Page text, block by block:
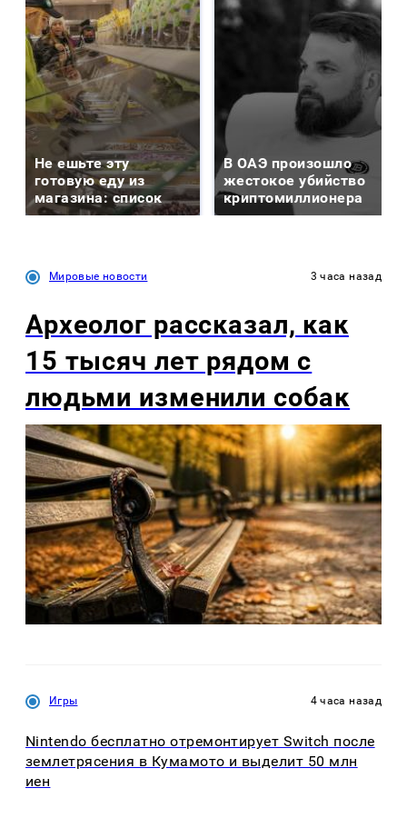
Не ешьте эту
готовую еду из
магазина: список
В ОАЭ произошло
жестокое убийство
криптомиллионера
Мировые новости 3 часа назад
Археолог рассказал, как
15 тысяч лет рядом с
людьми изменили собак
Игры 4 часа назад
Nintendo бесплатно отремонтирует Switch после
землетрясения в Кумамото и выделит 50 млн
иен